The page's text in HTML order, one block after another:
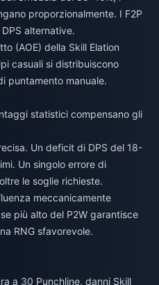
proporzionalmente. I F2P
alternative.
(AOE) della Skill Elation
casuali si distribuiscono
puntamento manuale.
statistici compensano gli
Un deficit di DPS del 18-
Un singolo errore di
le soglie richieste.
meccanicamente
più alto del P2W garantisce
RNG sfavorevole.
a 30 Punchline, danni Skill